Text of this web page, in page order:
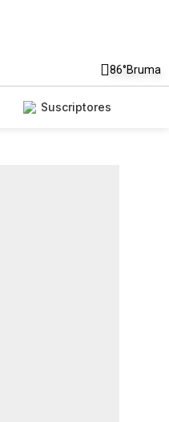
86°Bruma
Suscriptores